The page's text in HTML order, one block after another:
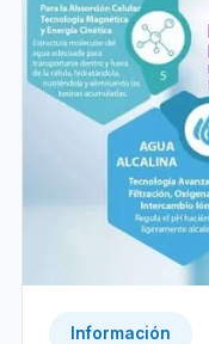
Información